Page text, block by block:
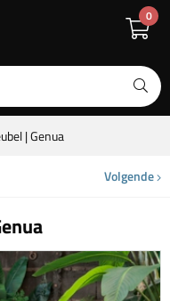
0
| Genua
Volgende